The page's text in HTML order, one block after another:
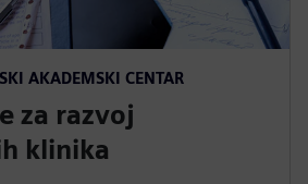
AKADEMSKI CENTAR
za razvoj
klinika